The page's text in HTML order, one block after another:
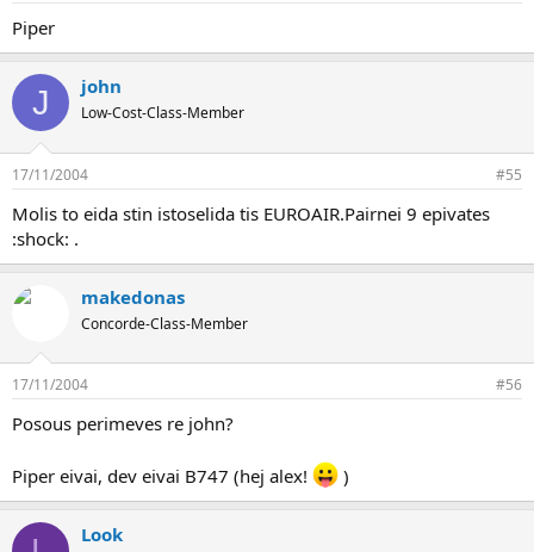
Piper
J john
Low-Cost-Class-Member
17/11/2004 #55
Molis to eida stin istoselida tis EUROAIR.Pairnei 9 epivates
:shock: .
makedonas
Concorde-Class-Member
17/11/2004 #56
Posous perimeves re john?
Piper eivai, dev eivai B747 (hej alex! )
Look